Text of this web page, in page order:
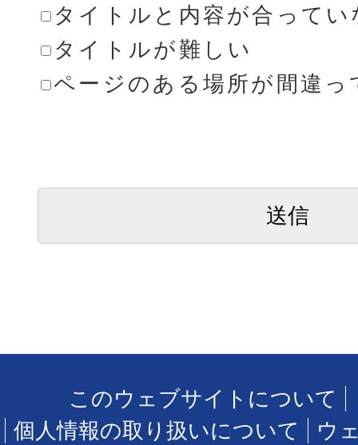
タイトルと内容が合ってい
タイトルが難しい
ページのある場所が間違っ
このウェブサイトについて
個人情報の取り扱いについて
ウ